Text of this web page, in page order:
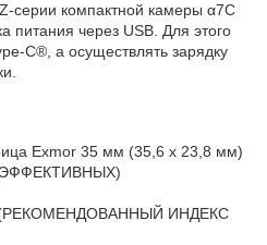
серии компактной камеры α7C
питания через USB. Для этого
C®, а осуществлять зарядку
Exmor 35 мм (35,6 x 23,8 мм)
ИНДЕКС